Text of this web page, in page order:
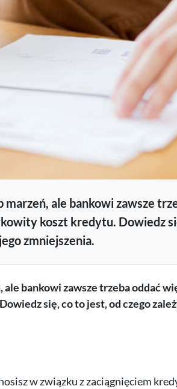
ale bankowi zawsze
koszt kredytu. Dowiedz
zmniejszenia.
bankowi zawsze trzeba oddać
się, co to jest, od czego
w związku z zaciągnięciem